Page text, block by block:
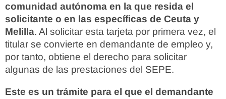
comunidad autónoma en la que resida el
solicitante o en las específicas de Ceuta y
Melilla. Al solicitar esta tarjeta por primera vez, el
titular se convierte en demandante de empleo y,
por tanto, obtiene el derecho para solicitar
algunas de las prestaciones del SEPE.
Este es un trámite para el que el demandante